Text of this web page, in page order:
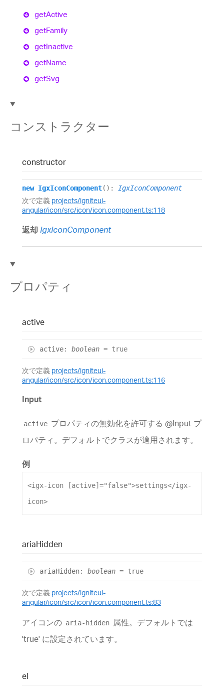
getActive
getFamily
getInactive
getName
getSvg
コンストラクター
constructor
new IgxIconComponent() : IgxIconComponent
次で定義 projects/igniteui-
angular/icon/src/icon/icon.component.ts:118
返却 IgxIconComponent
プロパティ
active
active: boolean = true
次で定義 projects/igniteui-
angular/icon/src/icon/icon.component.ts:116
Input
active プロパティの無効化を許可する @Input プ
ロパティ。デフォルトでクラスが適用されます。
例
<igx-icon [active] ="false">settings</igx-
icon>
ariaHidden
ariaHidden: boolean = true
次で定義 projects/igniteui-
angular/icon/src/icon/icon.component.ts:83
アイコンの aria-hidden 属性。デフォルトでは
'true' に設定されています。
el